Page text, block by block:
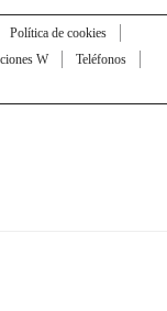
Política de cookies
W
Teléfonos